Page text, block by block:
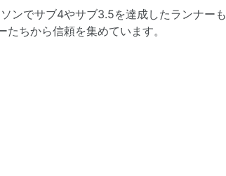
ンでサブ4やサブ3.5を達成したランナーも
ちから信頼を集めています。